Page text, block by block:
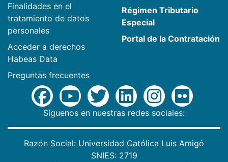
Finalidades en el
tratamiento de datos
personales
Acceder a derechos
Habeas Data
Preguntas frecuentes
Régimen Tributario
Especial
Portal de la Contratación
Síguenos en nuestras redes sociales:
Razón Social: Universidad Católica Luis Amigó
SNIES: 2719